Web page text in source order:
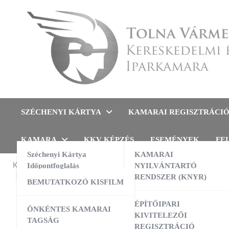
Tolna Vármegyei
SZÉCHENYI KÁRTYA
Széchenyi Kártya
Időpontfoglalás
KAMARAI REGISZTRÁCIÓ
KAMARAI
NYILVÁNTARTÓ
RENDSZER (KNYR)
ÉPÍTŐIPARI
KIVITELEZŐI
REGISZTRÁCIÓ
KAMARA
BEMUTATKOZÓ KISFILM
ÖNKÉNTES KAMARAI
TAGSÁG
KKV KÉPZÉS ESEMÉNYEK
Évekkel
KAMARAI ESEMÉNYEK
AUG 13:00-16:00
AI a nyelvtanulás szolgálatában –
gyakorlati workshop